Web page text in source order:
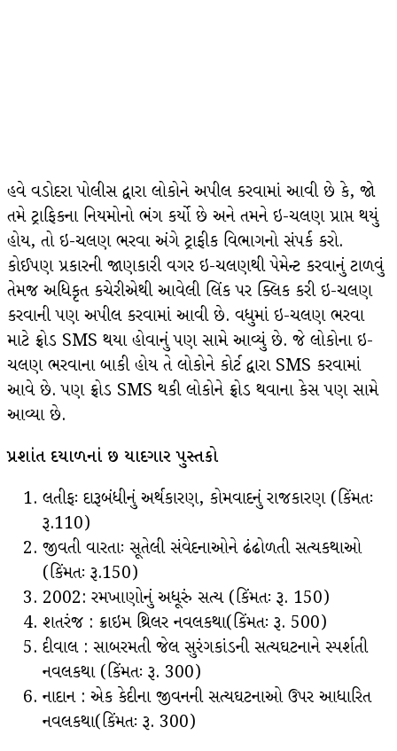
હવે વડોદરા પોલીસ દ્વારા લોકોને અપીલ કરવામાં આવી છે કે, જો
તમે ટ્રાફિકના નિયમોનો ભંગ કર્યો છે અને તમને ઇ-ચલણ પ્રાપ્ત થયું
હોય, તો ઇ-ચલણ ભરવા અંગે ટ્રાફીક વિભાગનો સંપર્ક કરો.
કોઈપણ પ્રકારની જાણકારી વગર ઇ-ચલણથી પેમેન્ટ કરવાનું ટાળવું
તેમજ અધિકૃત કચેરીએથી આવેલી લિંક પર ક્લિક કરી ઇ-ચલણ
કરવાની પણ અપીલ કરવામાં આવી છે. વધુમાં ઇ-ચલણ ભરવા
માટે ફ્રોડ SMS થયા હોવાનું પણ સામે આવ્યું છે. જે લોકોના ઇ-
ચલણ ભરવાના બાકી હોય તે લોકોને કોર્ટ દ્વારા SMS કરવામાં
આવે છે. પણ ફ્રોડ SMS થકી લોકોને ફ્રોડ થવાના કેસ પણ સામે
આવ્યા છે.
પ્રશાંત દયાળનાં છ યાદગાર પુસ્તકો
લતીફઃ દારૂબંધીનું અર્થકારણ, કોમવાદનું રાજકારણ (કિંમતઃ
રૂ.110)
જીવતી વારતાઃ સૂતેલી સંવેદનાઓને ઢંઢોળતી સત્યકથાઓ
(કિંમતઃ રૂ.150)
2002: રમખાણોનું અધૂરું સત્ય (કિંમતઃ રૂ. 150)
શતરંજ : ક્રાઇમ થ્રિલર નવલકથા(કિંમતઃ રૂ. 500)
દીવાલ : સાબરમતી જેલ સુરંગકાંડની સત્યઘટનાને સ્પર્શતી
નવલકથા (કિંમતઃ રૂ. 300)
નાદાન : એક કેદીના જીવનની સત્યઘટનાઓ ઉપર આધારિત
નવલકથા(કિંમતઃ રૂ. 300)